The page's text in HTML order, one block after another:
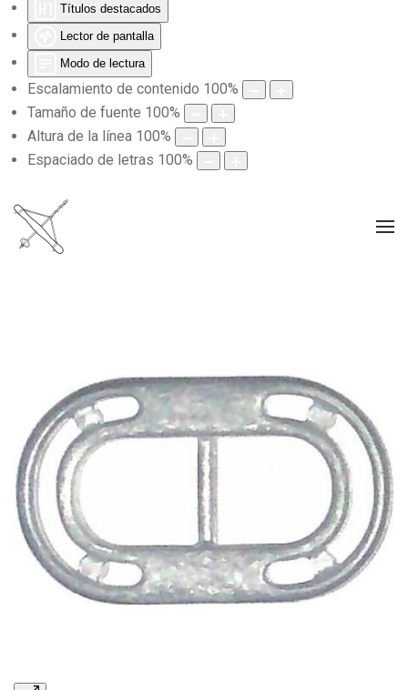
Títulos destacados
Lector de pantalla
Modo de lectura
Escalamiento de contenido 100%
Tamaño de fuente 100%
Altura de la línea 100%
Espaciado de letras 100%